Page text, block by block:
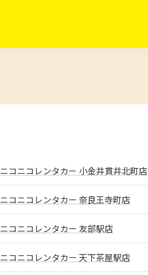
ニコニコレンタカー 小金井貫井北町店
ニコニコレンタカー 奈良王寺町店
ニコニコレンタカー 友部駅店
ニコニコレンタカー 天下茶屋駅店